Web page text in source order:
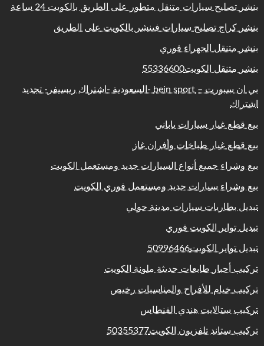
بنشر تصليح سيارات متنقل متطور على الطريق بالكويت 24 ساعة
بنشر كراج تصليح سيارات فينشر بالكويت على الطريق
بنشر متنقل الجهراء فوري
بنشر متنقل الكويت55336600
بي ان سبورت – bein sport -السعودية -اشتراك ريسيفر- تجديد
اشتراك
بيع قطع غيار سيارات ياباني
بيع قطع غيار طباخات وأفران غاز
بيع وشراء جميع أنواع السيارات جديد ومستعمل الكويت
بيع وشراء سيارات جديد ومستعمل فوري الكويت
تبديل بطاريات سيارات مدينة حولي
تبديل تواير الكويت فوري
تبديل تواير الكويت50996466
تركيب أحبار طابعات حديثة ملونة الكويت
تركيب خيام للأفراح والمناسبات رخيص
تركيب ستالايت هندي الفنطاس
تركيب ستاند تلفزيون الكويت50355377